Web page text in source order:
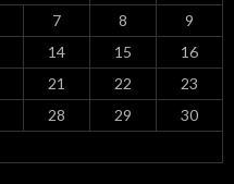
7 8
9
14 15
16
21 22
23
28 29
30